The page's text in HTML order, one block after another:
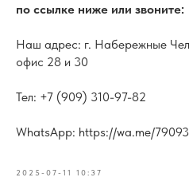
по ссылке ниже или звоните:
Наш адрес: г. Набережные
офис 28 и 30
Тел: +7 (909) 310-97-82
WhatsApp: https://wa.me/
2025-07-11 10:37